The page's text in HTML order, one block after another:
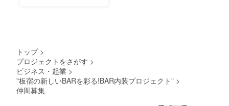
トップ >
プロジェクトをさがす >
ビジネス・起業 >
"板宿の新しいBARを彩る!BAR内装プロジェクト" >
仲間募集